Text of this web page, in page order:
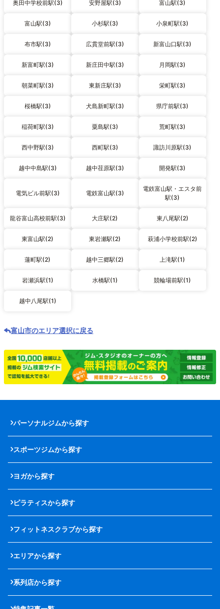
奥田中学校前駅(3) 安野屋駅(3) 富山駅(3)
富山駅(3) 小杉駅(3) 小泉町駅(3)
布市駅(3) 広貫堂前駅(3) 新富山口駅(3)
新富町駅(3) 新庄田中駅(3) 月岡駅(3)
朝菜町駅(3) 東新庄駅(3) 栄町駅(3)
桜橋駅(3) 犬島新町駅(3) 県庁前駅(3)
稲荷町駅(3) 粟島駅(3) 荒町駅(3)
西中野駅(3) 西町駅(3) 諏訪川原駅(3)
越中中島駅(3) 越中荏原駅(3) 開発駅(3)
電気ビル前駅(3) 電鉄富山駅(3)
電鉄富山駅・エスタ前
駅(3)
龍谷富山高校前駅(3) 大庄駅(2) 東八尾駅(2)
東富山駅(2) 東岩瀬駅(2) 萩浦小学校前駅(2)
蓮町駅(2) 越中三郷駅(2) 上滝駅(1)
岩瀬浜駅(1) 水橋駅(1) 競輪場前駅(1)
越中八尾駅(1)
富山市のエリア選択に戻る
パーソナルジムから探す
スポーツジムから探す
ヨガから探す
ピラティスから探す
フィットネスクラブから探す
エリアから探す
系列店から探す